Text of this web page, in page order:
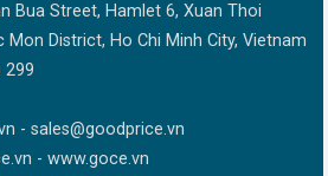
Bua Street, Hamlet 6, Xuan Thoi
District, Ho Chi Minh City, Vietnam
299
- sales@goodprice.vn
- www.goce.vn